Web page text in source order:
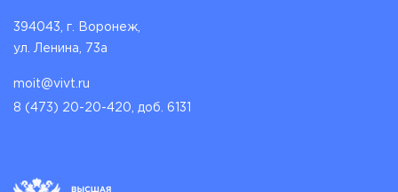
394043, г. Воронеж,
ул. Ленина, 73а
moit@vivt.ru
8 (473) 20-20-420, доб. 6131